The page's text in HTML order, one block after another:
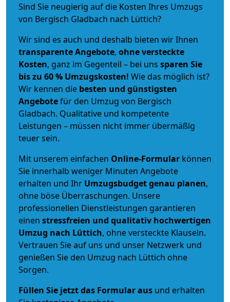
Sind Sie neugierig auf die Kosten Ihres Umzugs
von Bergisch Gladbach nach Lüttich?
Wir sind es auch und deshalb bieten wir Ihnen
transparente Angebote, ohne versteckte
Kosten, ganz im Gegenteil – bei uns sparen Sie
bis zu 60 % Umzugskosten! Wie das möglich ist?
Wir kennen die besten und günstigsten
Angebotefür den Umzug von Bergisch
Gladbach. Qualitative und kompetente
Leistungen – müssen nicht immer übermäßig
teuer sein.
Mit unserem einfachen Online-Formular können
Sie innerhalb weniger Minuten Angebote
erhalten und Ihr Umzugsbudgetgenau planen,
ohne böse Überraschungen. Unsere
professionellen Dienstleistungen garantieren
einen stressfreien und qualitativ hochwertigen
Umzug nach Lüttich, ohne versteckte Klauseln.
Vertrauen Sie auf uns und unser Netzwerk und
genießen Sie den Umzug nach Lüttich ohne
Sorgen.
Füllen Sie jetzt das Formular aus und erhalten